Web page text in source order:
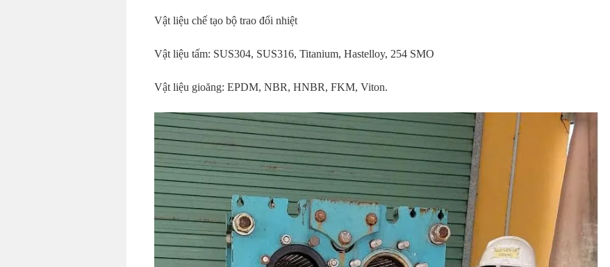
Vật liệu chế tạo bộ trao đổi nhiệt
Vật liệu tấm: SUS304, SUS316, Titanium, Hastelloy, 254 SMO
Vật liệu gioăng: EPDM, NBR, HNBR, FKM, Viton.